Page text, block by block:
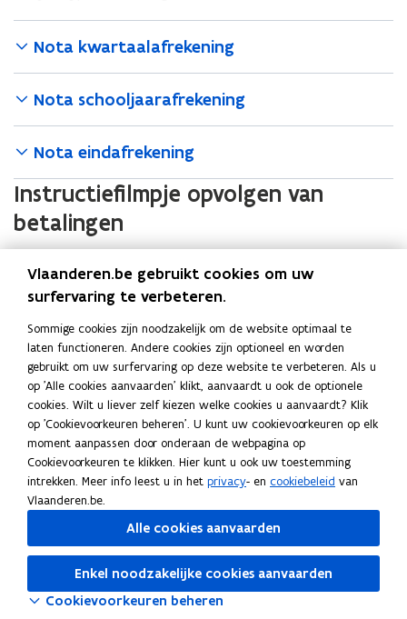
n
n
u
w
v
n
s
t
r
)
Nota kwartaalafrekening
Nota schooljaarafrekening
Nota eindafrekening
Instructiefilmpje opvolgen van
betalingen
betalingen
P
o
w
e
r
p
o
n
t
b
s
t
a
n
.
Veelgestelde vragen
Waar kan ik nagaan waarom mijn dossier
geweigerd is?
Deel deze pagina
L
i
k
d
K
o
i
e
e
Ook interessant
Instructie voor werkgevers-betalingen
Vlaanderen.be gebruikt cookies om uw
surfervaring te verbeteren.
Sommige cookies zijn noodzakelijk om de website optimaal te
laten functioneren. Andere cookies zijn optioneel en worden
gebruikt om uw surfervaring op deze website te verbeteren. Als u
op 'Alle cookies aanvaarden' klikt, aanvaardt u ook de optionele
cookies. Wilt u liever zelf kiezen welke cookies u aanvaardt? Klik
op 'Cookievoorkeuren beheren'. U kunt uw cookievoorkeuren op elk
moment aanpassen door onderaan de webpagina op
Cookievoorkeuren te klikken. Hier kunt u ook uw toestemming
intrekken. Meer info leest u in het privacy- en cookiebeleid van
Vlaanderen.be.
Alle cookies aanvaarden
Enkel noodzakelijke cookies aanvaarden
Cookievoorkeuren beheren